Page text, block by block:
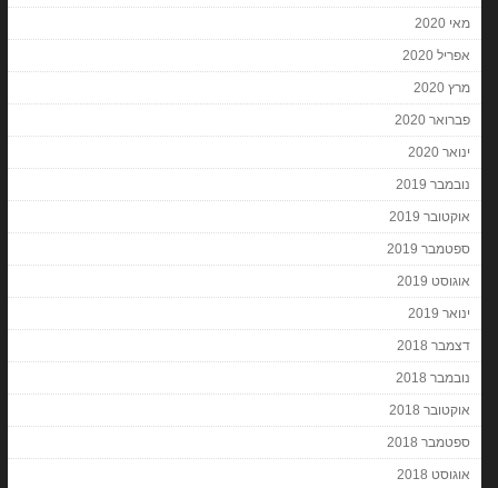
מאי 2020
אפריל 2020
מרץ 2020
פברואר 2020
ינואר 2020
נובמבר 2019
אוקטובר 2019
ספטמבר 2019
אוגוסט 2019
ינואר 2019
דצמבר 2018
נובמבר 2018
אוקטובר 2018
ספטמבר 2018
אוגוסט 2018